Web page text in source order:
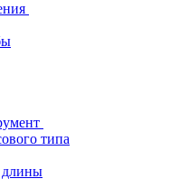
типа